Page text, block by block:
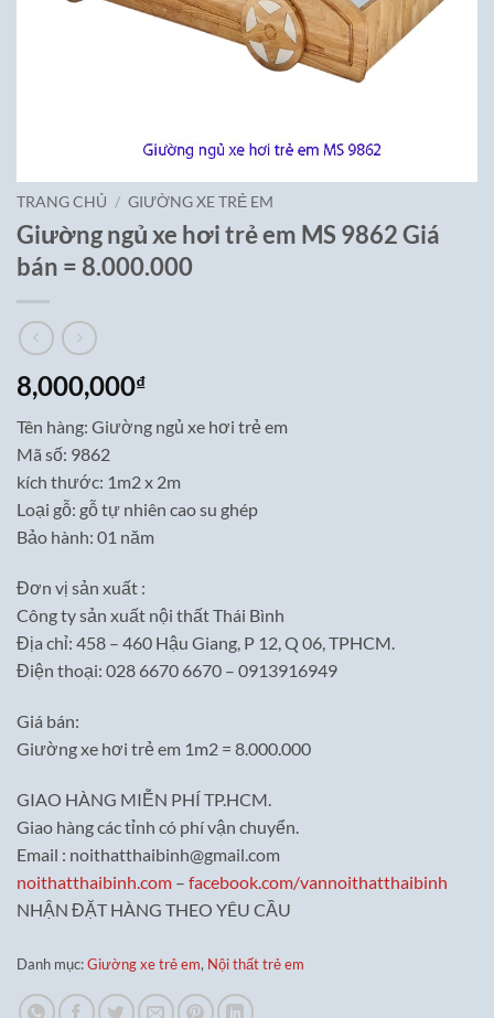
TRANG CHỦ / GIƯỜNG XE TRẺ EM
Giường ngủ xe hơi trẻ em MS 9862 Giá
bán = 8.000.000
8,000,000₫
Tên hàng: Giường ngủ xe hơi trẻ em
Mã số: 9862
kích thước: 1m2 x 2m
Loại gỗ: gỗ tự nhiên cao su ghép
Bảo hành: 01 năm
Đơn vị sản xuất :
Công ty sản xuất nội thất Thái Bình
Địa chỉ: 458 – 460 Hậu Giang, P 12, Q 06, TPHCM.
Điện thoại: 028 6670 6670 – 0913916949
Giá bán:
Giường xe hơi trẻ em 1m2 = 8.000.000
GIAO HÀNG MIỄN PHÍ TP.HCM.
Giao hàng các tỉnh có phí vận chuyển.
Email : noithatthaibinh@gmail.com
noithatthaibinh.com – facebook.com/vannoithatthaibinh
NHẬN ĐẶT HÀNG THEO YÊU CẦU
Danh mục:Giường xe trẻ em, Nội thất trẻ em